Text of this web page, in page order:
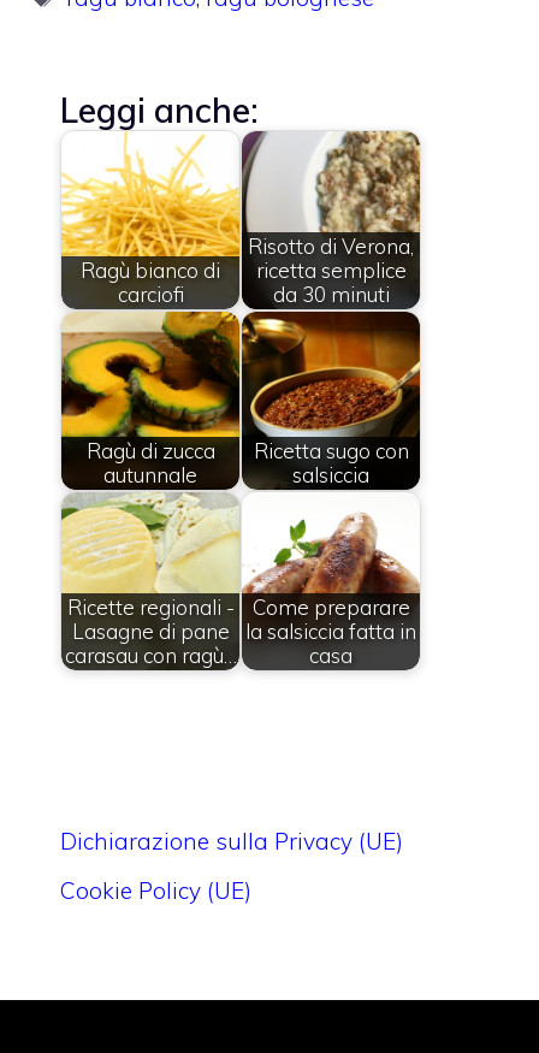
Leggi anche:
Ragù bianco di
carciofi
Risotto di Verona,
ricetta semplice
da 30 minuti
Ragù di zucca
autunnale
Ricetta sugo con
salsiccia
Ricette regionali -
Lasagne di pane
carasau con ragù…
Come preparare
la salsiccia fatta in
casa
Dichiarazione sulla Privacy (UE)
Cookie Policy (UE)